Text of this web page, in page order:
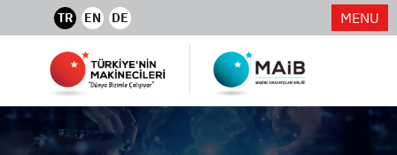
TR EN DE MENU